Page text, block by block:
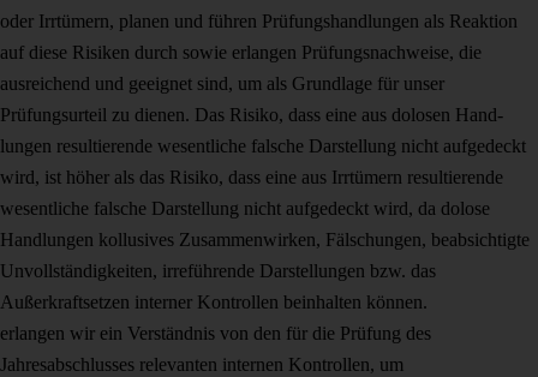
oder Irrtümern, planen und führen Prüfungshandlungen als Reaktion
auf diese Risiken durch sowie er­langen Prüfungsnachweise, die
ausreichend und geeignet sind, um als Grundla­ge für unser
Prüfungsurteil zu dienen. Das Risiko, dass eine aus dolosen Hand­
lungen resultierende wesentliche falsche Darstellung nicht aufgedeckt
wird, ist höher als das Risiko, dass eine aus Irrtümern resultierende
wesentliche falsche Darstellung nicht aufgedeckt wird, da dolose
Handlungen kollusives Zusammen­wirken, Fälschungen, beabsichtigte
Unvollständigkeiten, irreführende Darstel­lungen bzw. das
Außerkraftsetzen interner Kontrollen beinhalten können.
erlangen wir ein Verständnis von den für die Prüfung des
Jahresabschlusses re­levanten internen Kontrollen, um